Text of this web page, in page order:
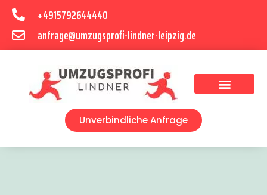
+4915792644440
anfrage@umzugsprofi-lindner-leipzig.de
Unverbindliche Anfrage